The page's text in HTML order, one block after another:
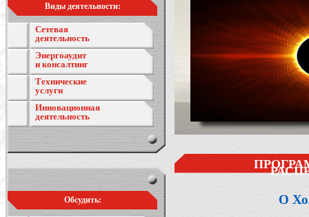
Виды деятельности:
Сетевая
деятельность
Энергоаудит
и консалтинг
Технические
услуги
Инновационная
деятельность
Обсудить: О